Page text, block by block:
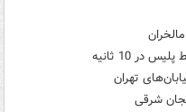
10 ثانیه
تهران